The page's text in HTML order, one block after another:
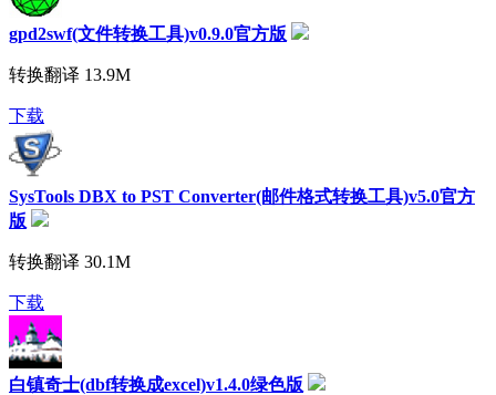
gpd2swf(文件转换工具)v0.9.0官方版
转换翻译 13.9M
下载
SysTools DBX to PST Converter(邮件格式转换工具)v5.0官方
版
转换翻译 30.1M
下载
白镇奇士(dbf转换成excel)v1.4.0绿色版